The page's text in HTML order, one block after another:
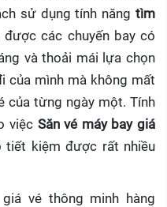
sử dụng tính năng tìm
các chuyến bay có
và thoải mái lựa chọn
của mình mà không mất
của từng ngày một. Tính
việc Săn vé máy bay giá
tiết kiệm được rất nhiều
vé thông minh hàng